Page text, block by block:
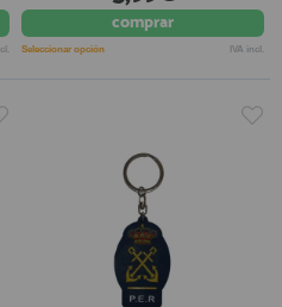
Viernes
comprar
Seleccionar opción IVA incl.